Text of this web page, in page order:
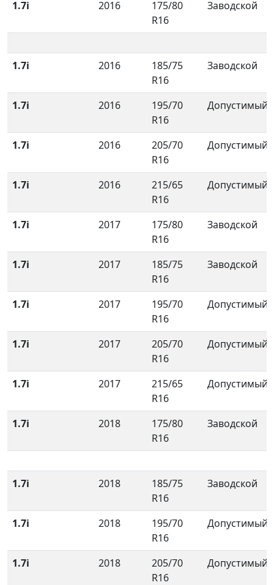
1.7i 2016
175/80
R16
Заводской
1.7i 2016
185/75
R16
Заводской
1.7i 2016
195/70
R16
Допустимый
1.7i 2016
205/70
R16
Допустимый
1.7i 2016
215/65
R16
Допустимый
1.7i 2017
175/80
R16
Заводской
1.7i 2017
185/75
R16
Заводской
1.7i 2017
195/70
R16
Допустимый
1.7i 2017
205/70
R16
Допустимый
1.7i 2017
215/65
R16
Допустимый
1.7i 2018
175/80
R16
Заводской
1.7i 2018
185/75
R16
Заводской
1.7i 2018
195/70
R16
Допустимый
1.7i 2018
205/70
R16
Допустимый